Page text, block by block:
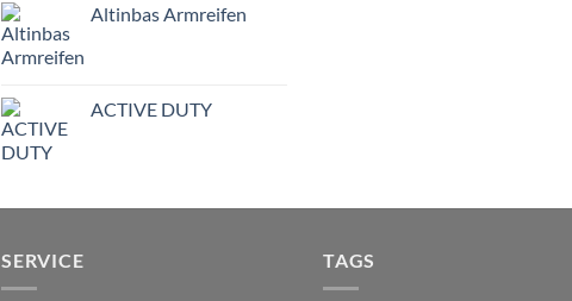
Altinbas Armreifen
ACTIVE DUTY
SERVICE TAGS